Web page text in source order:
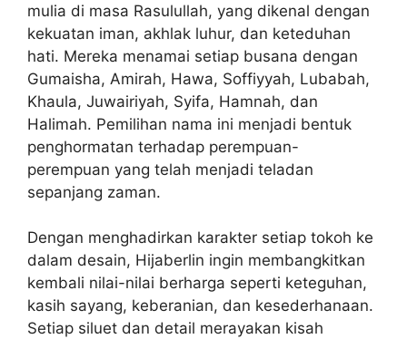
mulia di masa Rasulullah, yang dikenal dengan
kekuatan iman, akhlak luhur, dan keteduhan
hati. Mereka menamai setiap busana dengan
Gumaisha, Amirah, Hawa, Soffiyyah, Lubabah,
Khaula, Juwairiyah, Syifa, Hamnah, dan
Halimah. Pemilihan nama ini menjadi bentuk
penghormatan terhadap perempuan-
perempuan yang telah menjadi teladan
sepanjang zaman.
Dengan menghadirkan karakter setiap tokoh ke
dalam desain, Hijaberlin ingin membangkitkan
kembali nilai-nilai berharga seperti keteguhan,
kasih sayang, keberanian, dan kesederhanaan.
Setiap siluet dan detail merayakan kisah